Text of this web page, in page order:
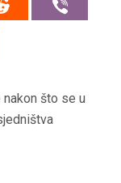
što se u